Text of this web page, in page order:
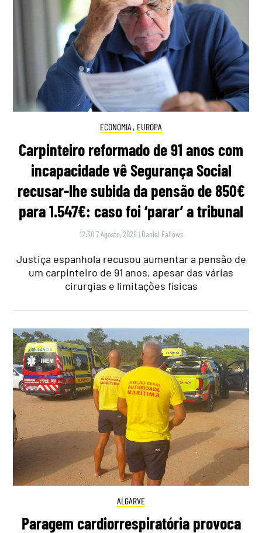
ECONOMIA , EUROPA
Carpinteiro reformado de 91 anos com
incapacidade vê Segurança Social
recusar-lhe subida da pensão de 850€
para 1.547€: caso foi ‘parar’ a tribunal
12:30 7 Agosto, 2026 | Daniel Fallows
Justiça espanhola recusou aumentar a pensão de
um carpinteiro de 91 anos, apesar das várias
cirurgias e limitações físicas
ALGARVE
Paragem cardiorrespiratória provoca